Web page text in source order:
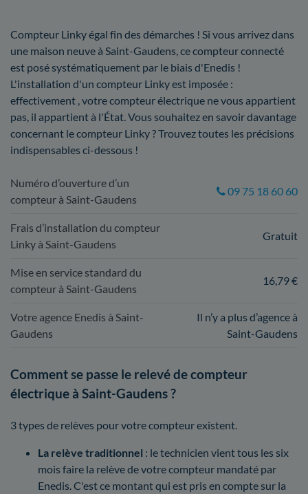
Compteur Linky égal fin des démarches ! Si vous arrivez dans
une maison neuve à Saint-Gaudens, ce compteur connecté
est posé systématiquement par le biais d'Enedis !
L'installation d'un compteur Linky est imposée :
effectivement , votre compteur électrique ne vous appartient
pas, il appartient à l'État. Vous souhaitez en savoir davantage
concernant le compteur Linky ? Trouvez toutes les précisions
indispensables ci-dessous !
Numéro d’ouverture d’un
compteur à Saint-Gaudens
09 75 18 60 60
Frais d’installation du compteur
Linky à Saint-Gaudens
Gratuit
Mise en service standard du
compteur à Saint-Gaudens
16,79 €
Votre agence Enedis à Saint-
Gaudens
Il n’y a plus d’agence à
Saint-Gaudens
Comment se passe le relevé de compteur
électrique à Saint-Gaudens ?
3 types de relèves pour votre compteur existent.
La relève traditionnel : le technicien vient tous les six
mois faire la relève de votre compteur mandaté par
Enedis. C'est ce montant qui est pris en compte sur la